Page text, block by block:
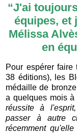
“J'ai
équipes, et
Mélissa
en
Pour espérer
38 éditions), les
médaille de
a quelques mois
réussite à l'esprit,
passer à autre
récemment